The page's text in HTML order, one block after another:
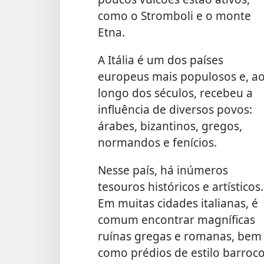
como o Stromboli e o monte
Etna.
A Itália é um dos países
europeus mais populosos e,
longo dos séculos, recebeu a
influência de diversos povos:
árabes, bizantinos, gregos,
normandos e fenícios.
Nesse país, há inúmeros
tesouros históricos e artísticos.
Em muitas cidades italianas, é
comum encontrar magníficas
ruínas gregas e romanas, bem
como prédios de estilo